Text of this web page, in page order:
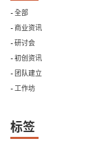
- 全部
- 商业资讯
- 研讨会
- 初创资讯
- 团队建立
- 工作坊
标签